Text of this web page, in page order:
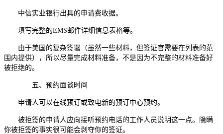
中信实业银行出具的申请费收据。
填写完整的EMS邮件详细信息表格等。
由于美国的复杂签署（虽然一些材料，但签证官需要在列表的范
围内提供），所以尽量完成材料准备，不是因为不完整的材料准备好
被拒绝的。
五、预约面谈时间
申请人可以在线预订或致电新的预订中心预约。
被拒签的申请人应向接听预约电话的工作人员说明这一点。隐瞒
你被拒签的事实很可能会剥夺你的签证。